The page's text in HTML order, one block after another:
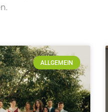
ALLGEMEIN